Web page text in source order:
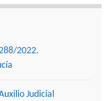
2022.
Judicial